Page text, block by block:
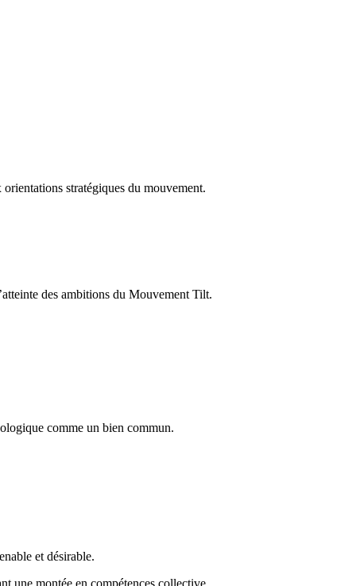
stratégiques du mouvement.
des ambitions du Mouvement Tilt.
comme un bien commun.
et désirable.
une montée en compétences collective.